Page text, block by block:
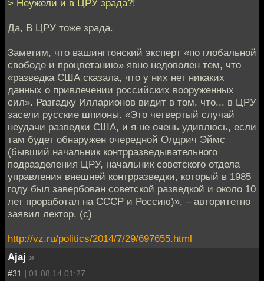
> Неужели и в ЦРУ зрада?!
Да, В ЦРУ тоже зрада.
Заметим, что вашингтонский эксперт «по глобальной
свободе и процветанию» явно недоволен тем, что
«разведка США сказала, что у них нет никаких
данных о привлечении российских вооруженных
сил». Разгадку Илларионов видит в том, что... в ЦРУ
засели русские шпионы. «Это четвертый случай
неудачи разведки США, и я не очень удивлюсь, если
там будет обнаружен очередной Олдрич Эймс
(бывший начальник контрразведывательного
подразделения ЦРУ, начальник советского отдела
управления внешней контрразведки, который в 1985
году был завербован советской разведкой и около 10
лет проработал на СССР и Россию)», – авторитетно
заявил лектор. (с)
http://vz.ru/politics/2014/7/29/697655.html
Ajaj »
#31 | 01.08.14 01:27